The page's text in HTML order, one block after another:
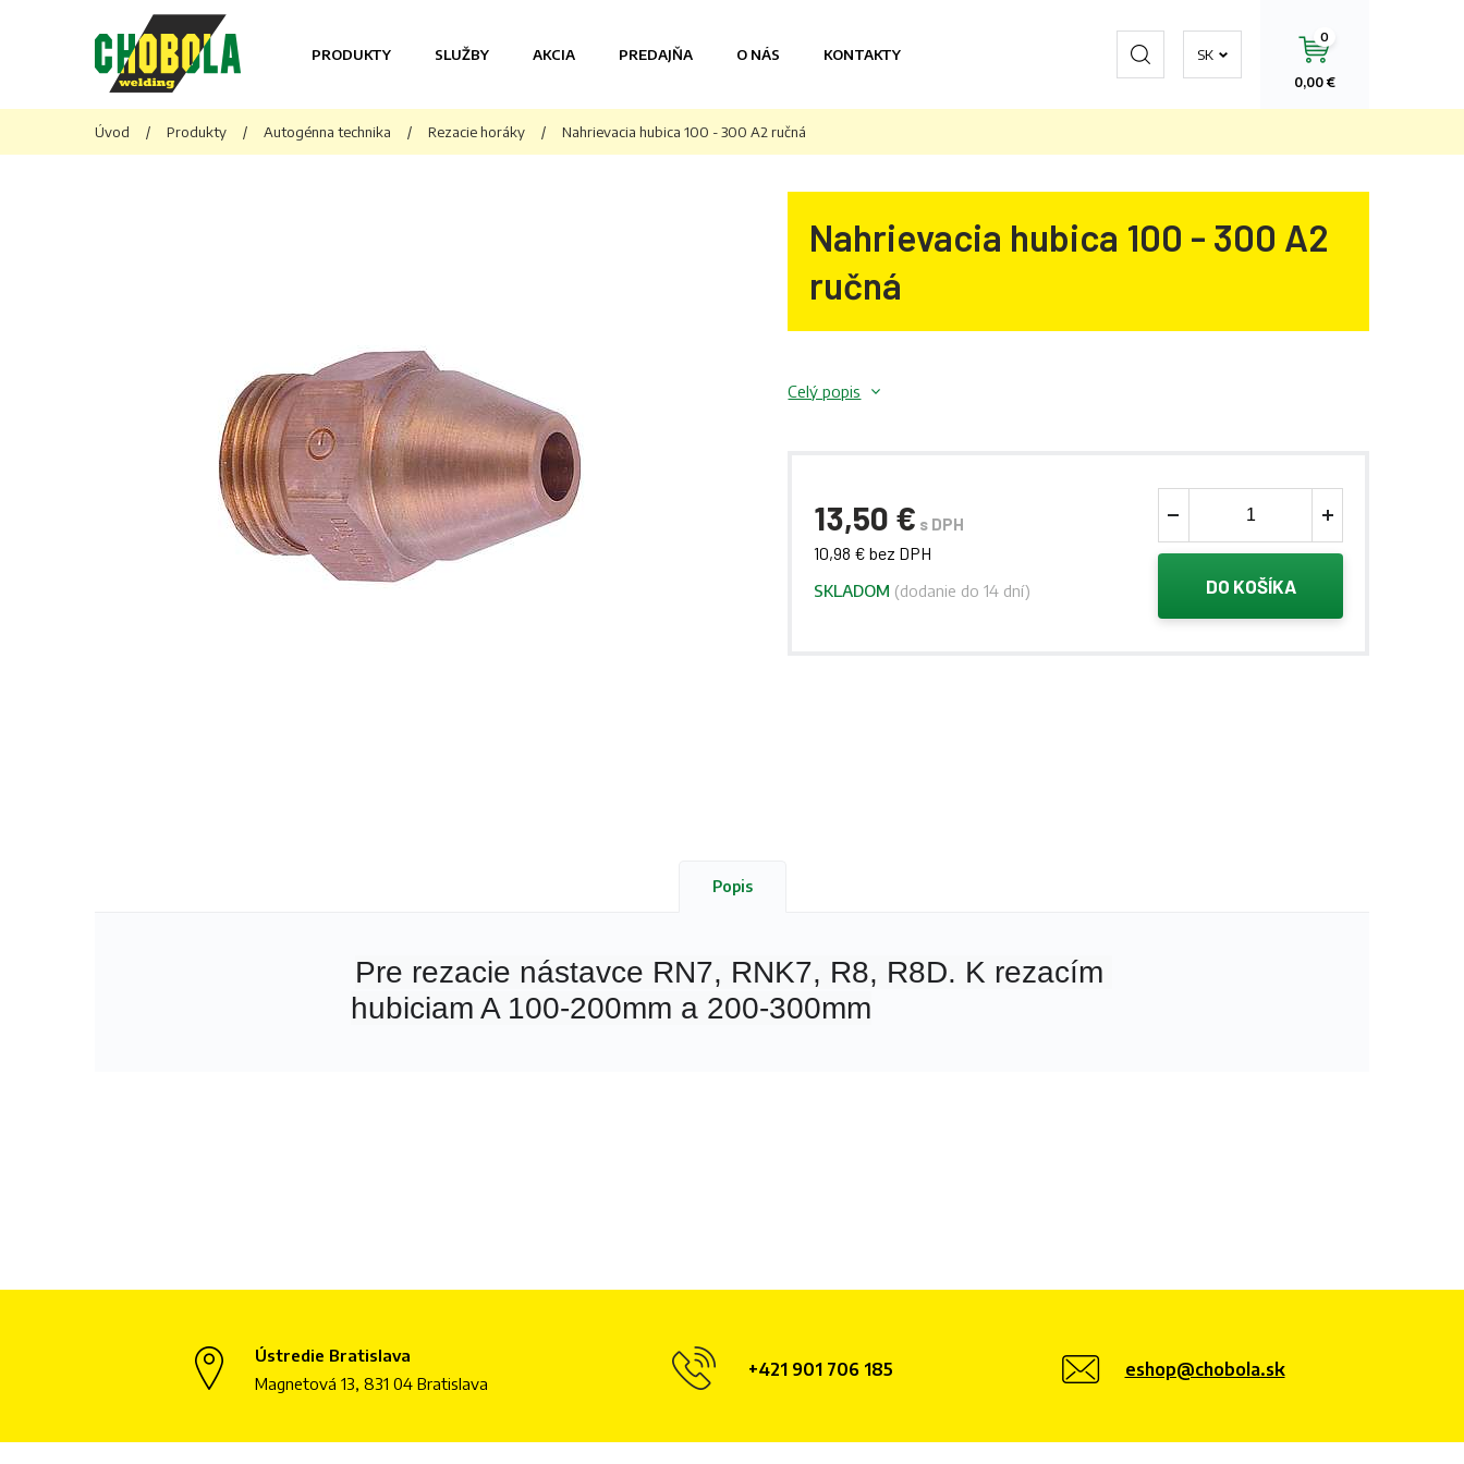
PRODUKTY SLUŽBY AKCIA PREDAJŇA O NÁS KONTAKTY
0,00 €
0
SKHľadať
Úvod / Produkty / Autogénna technika / Rezacie horáky / Nahrievacia hubica 100 - 300 A2 ručná
Nahrievacia hubica 100 - 300 A2
ručná
Celý popis
13,50 € s DPH
10,98 € bez DPH
SKLADOM (dodanie do 14 dní) DO KOŠÍKA
Popis
Pre rezacie nástavce RN7, RNK7, R8, R8D. K rezacím
hubiciam A 100-200mm a 200-300mm
Ústredie Bratislava
Magnetová 13, 831 04 Bratislava
+421 901 706 185 eshop@chobola.sk